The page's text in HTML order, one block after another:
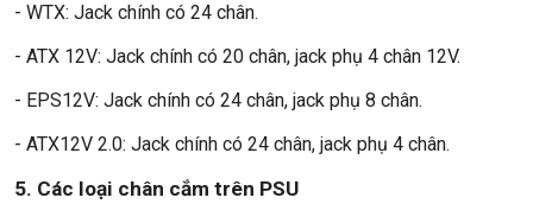
- WTX: Jack chính có 24 chân.
- ATX 12V: Jack chính có 20 chân, jack phụ 4 chân 12V.
- EPS12V: Jack chính có 24 chân, jack phụ 8 chân.
- ATX12V 2.0: Jack chính có 24 chân, jack phụ 4 chân.
5. Các loại chân cắm trên PSU